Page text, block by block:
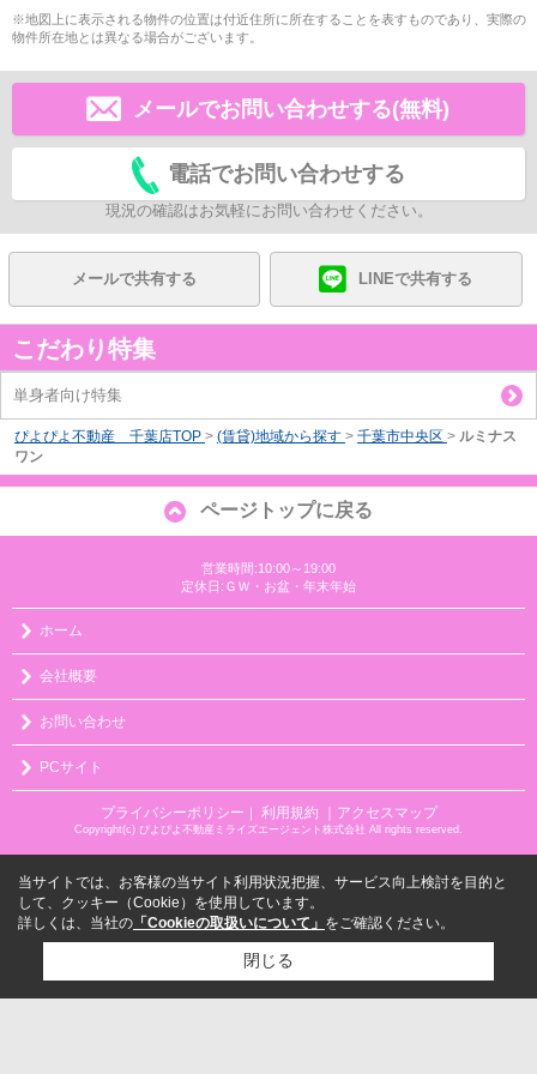
※地図上に表示される物件の位置は付近住所に所在することを表すものであり、実際の
物件所在地とは異なる場合がございます。
メールでお問い合わせする(無料)
電話でお問い合わせする
現況の確認はお気軽にお問い合わせください。
メールで共有する LINEで共有する
こだわり特集
単身者向け特集
ぴよぴよ不動産 千葉店TOP > (賃貸)地域から探す > 千葉市中央区 > ルミナス
ワン
ページトップに戻る
営業時間:10:00～19:00
定休日:ＧＷ・お盆・年末年始
ホーム
会社概要
お問い合わせ
PCサイト
プライバシーポリシー 利用規約 ｜アクセスマップ
Copyright(c) ぴよぴよ不動産ミライズエージェント株式会社 All rights reserved.
当サイトでは、お客様の当サイト利用状況把握、サービス向上検討を目的と
して、クッキー（Cookie）を使用しています。
詳しくは、当社の 「Cookieの取扱いについて」 をご確認ください。
閉じる